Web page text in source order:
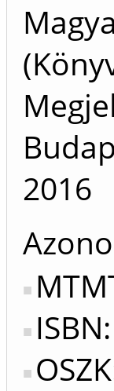
2016
ISBN: